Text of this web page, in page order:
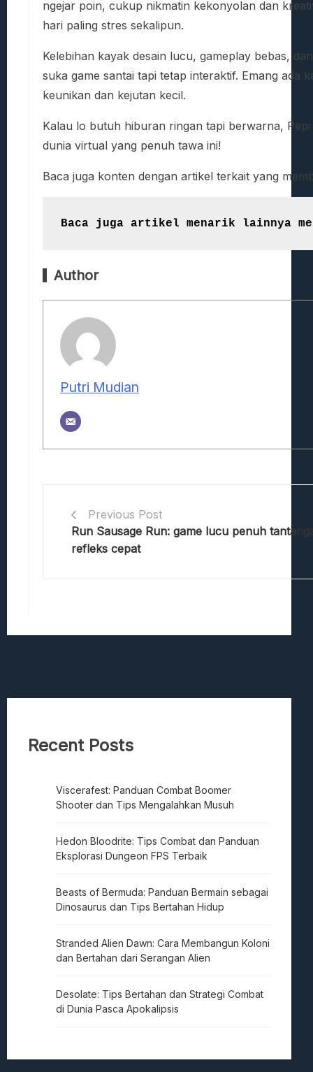
ngejar poin, cukup nikmatin kekonyolan dan
hari paling stres sekalipun.
Kelebihan kayak desain lucu, gameplay bebas,
suka game santai tapi tetap interaktif. Emang ada
keunikan dan kejutan kecil.
Kalau lo butuh hiburan ringan tapi berwarna,
dunia virtual yang penuh tawa ini!
Baca juga konten dengan artikel terkait yang
Baca juga artikel menarik lainnya
Author
Putri Mudian
Previous Post
Run Sausage Run: game lucu penuh
refleks cepat
Recent Posts
Viscerafest: Panduan Combat Boomer
Shooter dan Tips Mengalahkan Musuh
Hedon Bloodrite: Tips Combat dan Panduan
Eksplorasi Dungeon FPS Terbaik
Beasts of Bermuda: Panduan Bermain sebagai
Dinosaurus dan Tips Bertahan Hidup
Stranded Alien Dawn: Cara Membangun Koloni
dan Bertahan dari Serangan Alien
Desolate: Tips Bertahan dan Strategi Combat
di Dunia Pasca Apokalipsis